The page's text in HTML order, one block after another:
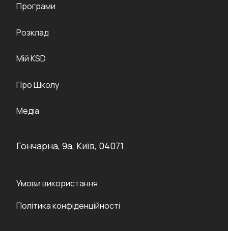
Програми
Розклад
Мій KSD
Про Школу
Медіа
Гончарна, 9а, Київ, 04071
Умови використання
Політика конфіденційності